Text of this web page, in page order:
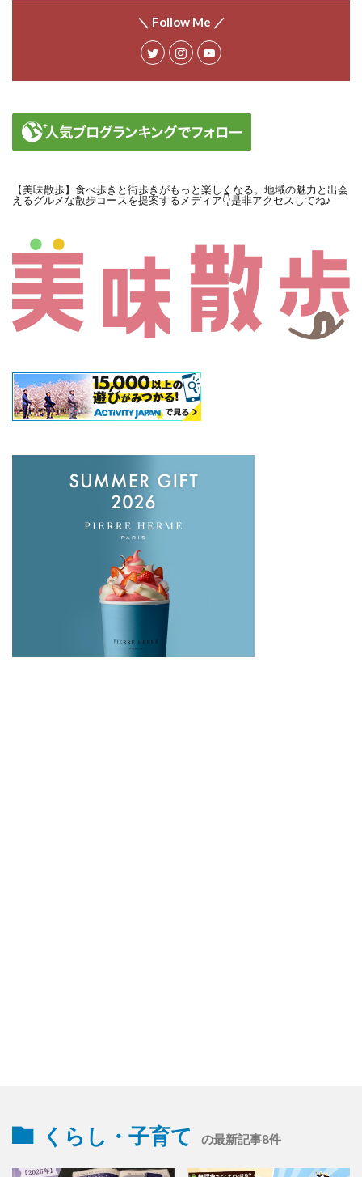
＼ Follow Me ／
【美味散歩】食べ歩きと街歩きがもっと楽しくなる。地域の魅力と出会
えるグルメな散歩コースを提案するメディア👇是非アクセスしてね♪
くらし・子育て の最新記事8件